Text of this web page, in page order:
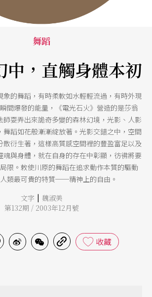
舞蹈
中，直觸身體本初
象的舞蹈，有時柔軟如水輕輕流過，有時外現
間爆發的能量，《電光石火》營造的是莎翁
師耍弄出來詭奇多變的森林幻境，光影、人影
舞蹈如花般漸漸綻放著。光影交錯之中，空間
散衍生著，這樣高質感空間裡的豐盈富足以及
魂與身體，就在自身的存在中彰顯，彷彿將要
限。敕使川原的舞蹈在追求動作本質的驅動
類最可貴的特質──精神上的自由。
文字 | 魏淑美
第132期 / 2003年12月號
收藏